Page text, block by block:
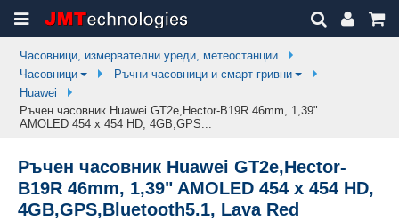
Часовници, измервателни уреди, метеостанции
Часовници
Ръчни часовници и смарт гривни
Huawei
Ръчен часовник Huawei GT2e,Hector-B19R 46mm, 1,39"
AMOLED 454 x 454 HD, 4GB,GPS...
Ръчен часовник Huawei GT2e,Hector-
B19R 46mm, 1,39" AMOLED 454 x 454 HD,
4GB,GPS,Bluetooth5.1, Lava Red